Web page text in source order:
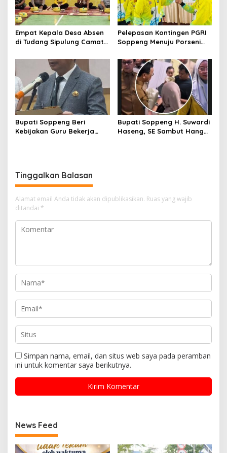
Empat Kepala Desa Absen
di Tudang Sipulung Camat
Tuai Tanda Tanya
Pelepasan Kontingen PGRI
Soppeng Menuju Porseni
Sportivitas dan Harumkan
Nama Bumi Latemmamala
Bupati Soppeng Beri
Kebijakan Guru Bekerja
Bupati Soppeng H. Suwardi
Haseng, SE Sambut Hangat
Tinggalkan Balasan
Alamat email Anda tidak akan dipublikasikan. Ruas yang wajib
ditandai *
Simpan nama, email, dan situs web saya pada peramban
ini untuk komentar saya berikutnya.
News Feed